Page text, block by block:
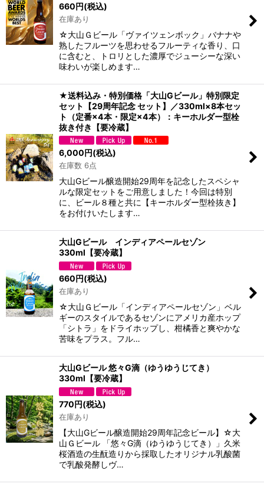
660円(税込)
在庫あり
☆大山Ｇビール「ヴァイツェンボック」バナナや
熟したフルーツを思わせるフルーティな香り、口
に含むと、トロリとした濃厚でジューシーな深い
味わいが楽しめます…
★送料込み・特別価格「大山Gビール」特別限定
セット【29周年記念 セット】／330ml×8本セッ
ト（定番×4本・限定×4本）：キーホルダー型栓
抜き付き【要冷蔵】
6,000円(税込)
在庫数 6点
大山Gビール醸造開始29周年を記念したスペシャ
ルな限定セットをご用意しました！今回は特別
に、ビール８種と共に【キーホルダー型栓抜き】
をお付けいたします…
大山Gビール インディアペールセゾン
330ml【要冷蔵】
660円(税込)
在庫あり
☆大山Ｇビール「インディアペールセゾン」ベル
ギーのスタイルであるセゾンにアメリカ産ホップ
「シトラ」をドライホップし、柑橘香と爽やかな
苦味をプラス。フル…
大山Gビール 悠々G滴（ゆうゆうじてき）
330ml【要冷蔵】
770円(税込)
在庫あり
【大山Gビール醸造開始29周年記念ビール】☆大
山Ｇビール 「悠々G滴（ゆうゆうじてき）」久米
桜酒造の生酛造りから採取したオリジナル乳酸菌
で乳酸発酵しヴ…